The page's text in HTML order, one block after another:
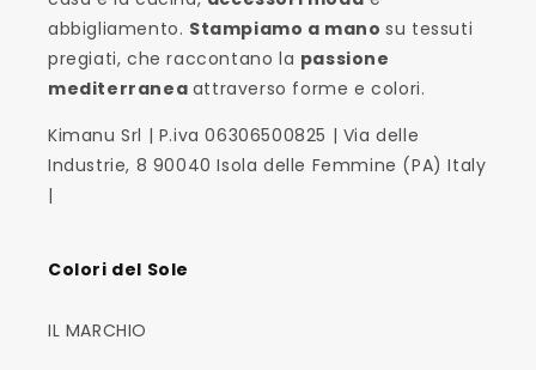
abbigliamento. Stampiamo a manosu tessuti
pregiati, che raccontano la passione
mediterranea attraverso forme e colori.
Kimanu Srl | P.iva 06306500825 | Via delle
Industrie, 8 90040 Isola delle Femmine (PA) Italy
|
Colori del Sole
IL MARCHIO